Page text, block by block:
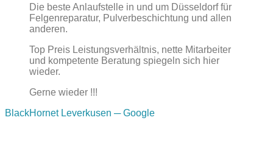
Die beste Anlaufstelle in und um Düsseldorf für
Felgenreparatur, Pulverbeschichtung und allen
anderen.
Top Preis Leistungsverhältnis, nette Mitarbeiter
und kompetente Beratung spiegeln sich hier
wieder.
Gerne wieder !!!
BlackHornet Leverkusen ─ Google